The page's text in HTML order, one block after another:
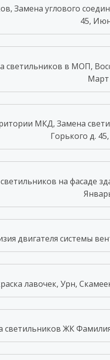
Замена углового
45,
в МОП,
Март
МКД, Замена
Горького д.
на фасаде
двигателя системы
лавочек, Урн,
светильников ЖК